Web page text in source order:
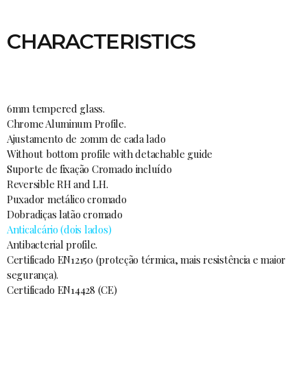
CHARACTERISTICS
6mm tempered glass.
Chrome Aluminum Profile.
Ajustamento de 20mm de cada lado
Without bottom profile with detachable guide
Suporte de fixação Cromado incluído
Reversible RH and LH.
Puxador metálico cromado
Dobradiças latão cromado
Anticalcário (dois lados)
Antibacterial profile.
Certificado EN12150 (proteção térmica, mais resistência e maior
segurança).
Certificado EN14428 (CE)